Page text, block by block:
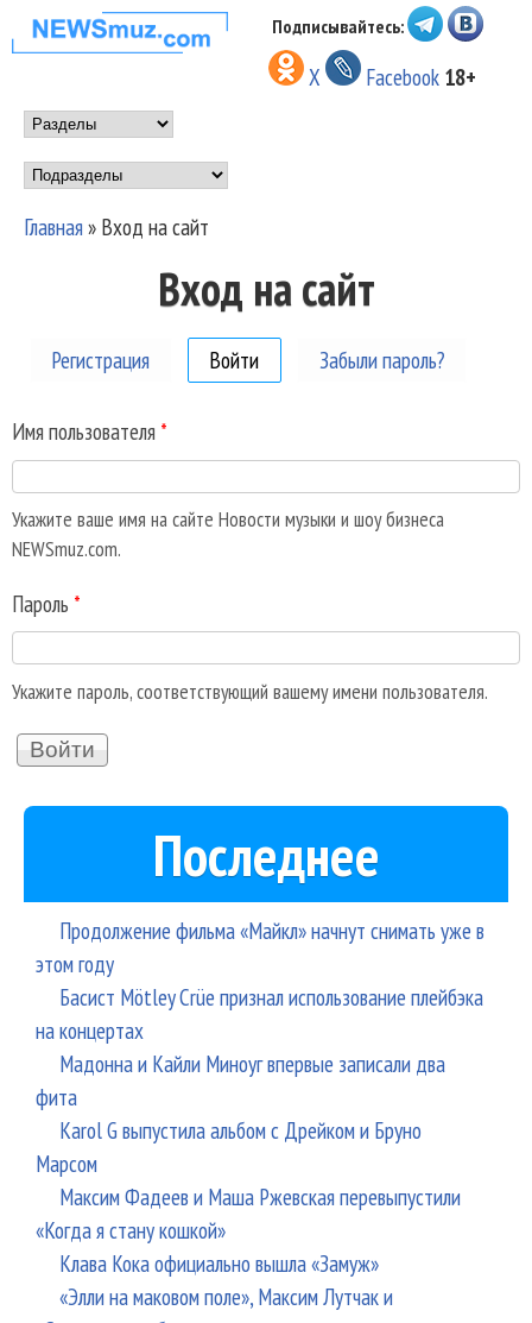
Перейти к основному
содержанию
НОВОСТИ
МУЗЫКИ И
ШОУ БИЗНЕСА
NEWSMUZ.COM
Подписывайтесь:
X Facebook 18+
Main menu
Подразделы
Вы здесь
Главная» Вход на сайт
Вход на сайт
Регистрация Войти (активная вкладка)
Забыли пароль?
Имя пользователя *
Укажите ваше имя на сайте Новости музыки и шоу бизнеса
NEWSmuz.com.
Пароль *
Укажите пароль, соответствующий вашему имени пользователя.
Последнее
Продолжение фильма «Майкл» начнут снимать уже в
этом году
Басист Mötley Crüe признал использование плейбэка
на концертах
Мадонна и Кайли Миноуг впервые записали два
фита
Karol G выпустила альбом с Дрейком и Бруно
Марсом
Максим Фадеев и Маша Ржевская перевыпустили
«Когда я стану кошкой»
Клава Кока официально вышла «Замуж»
«Элли на маковом поле», Максим Лутчак и